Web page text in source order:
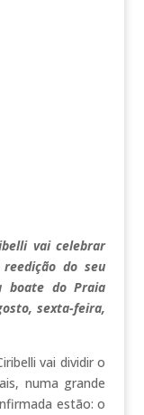
vai celebrar
do seu
boate do Praia
sexta-feira,
vai dividir o
numa grande
estão: o